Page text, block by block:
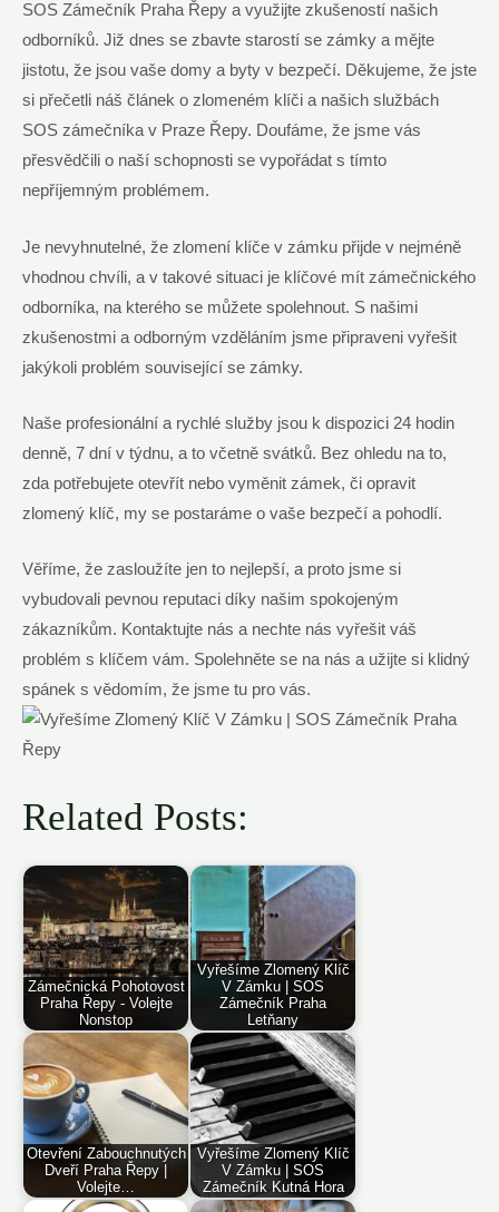
SOS Zámečník Praha Řepy a využijte zkušeností našich
odborníků. Již dnes se zbavte starostí se zámky a mějte
jistotu, že jsou vaše domy a byty v bezpečí. Děkujeme, že jste
si přečetli náš článek o zlomeném klíči a našich službách
SOS zámečníka v Praze Řepy. Doufáme, že jsme vás
přesvědčili o naší schopnosti se vypořádat s tímto
nepříjemným problémem.
Je nevyhnutelné, že zlomení klíče v zámku přijde v nejméně
vhodnou chvíli, a v takové situaci je klíčové mít zámečnického
odborníka, na kterého se můžete spolehnout. S našimi
zkušenostmi a odborným vzděláním jsme připraveni vyřešit
jakýkoli problém související se zámky.
Naše profesionální a rychlé služby jsou k dispozici 24 hodin
denně, 7 dní v týdnu, a to včetně svátků. Bez ohledu na to,
zda potřebujete otevřít nebo vyměnit zámek, či opravit
zlomený klíč, my se postaráme o vaše bezpečí a pohodlí.
Věříme, že zasloužíte jen to nejlepší, a proto jsme si
vybudovali pevnou reputaci díky našim spokojeným
zákazníkům. Kontaktujte nás a nechte nás vyřešit váš
problém s klíčem vám. Spolehněte se na nás a užijte si klidný
spánek s vědomím, že jsme tu pro vás.
Related Posts:
Zámečnická Pohotovost
Praha Řepy - Volejte
Nonstop
Vyřešíme Zlomený Klíč
V Zámku | SOS
Zámečník Praha
Letňany
Otevření Zabouchnutých
Dveří Praha Řepy |
Volejte…
Vyřešíme Zlomený Klíč
V Zámku | SOS
Zámečník Kutná Hora